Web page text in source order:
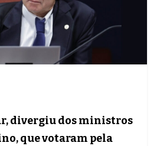
divergiu dos ministros
que votaram pela